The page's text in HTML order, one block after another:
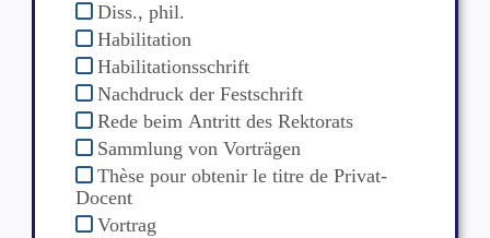
Diss., phil.
Habilitation
Habilitationsschrift
Nachdruck der Festschrift
Rede beim Antritt des Rektorats
Sammlung von Vorträgen
Thèse pour obtenir le titre de Privat-
Docent
Vortrag